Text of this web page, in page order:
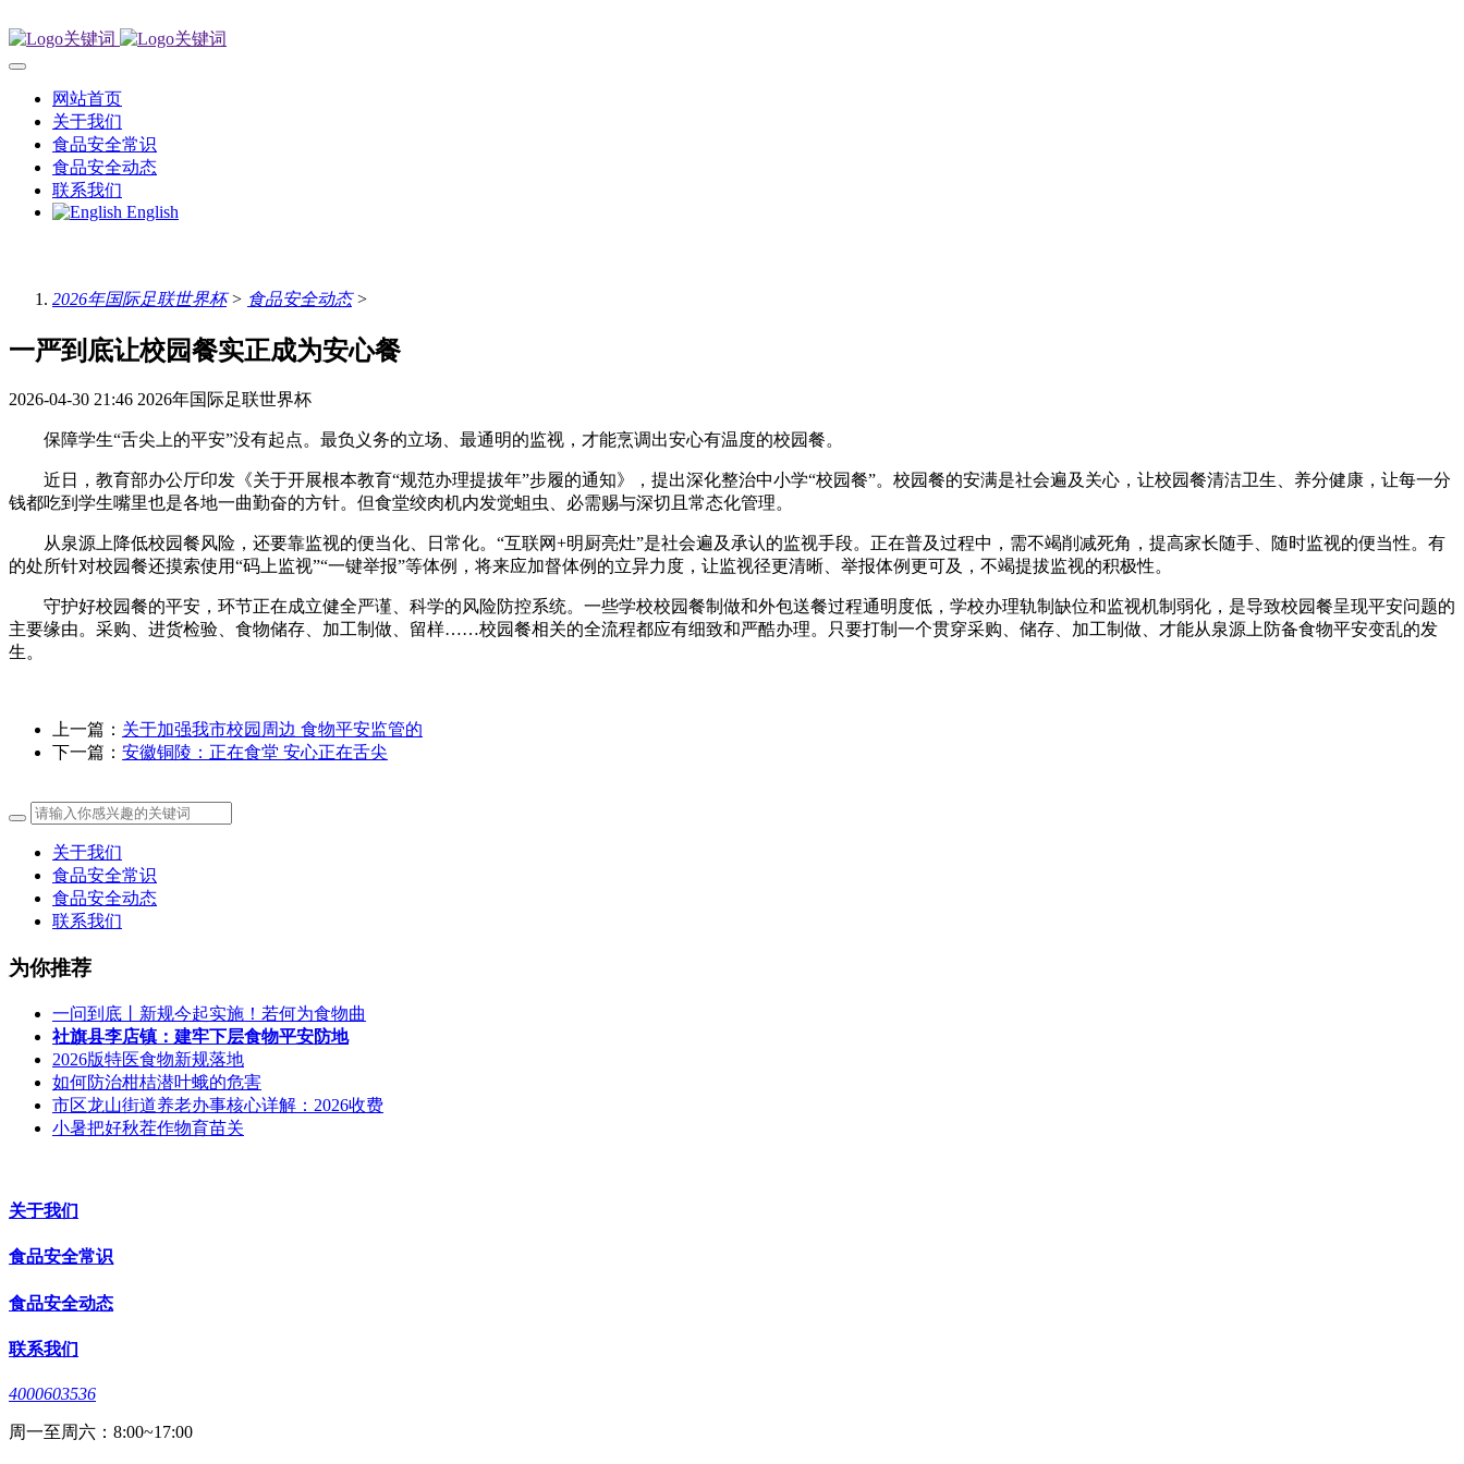
网站首页
关于我们
食品安全常识
食品安全动态
联系我们
English
2026年国际足联世界杯> 食品安全动态>
一严到底让校园餐实正成为安心餐
2026-04-30 21:46 2026年国际足联世界杯
保障学生“舌尖上的平安”没有起点。最负义务的立场、最通明的监视，才能烹调出安心有温度的校园餐。
近日，教育部办公厅印发《关于开展根本教育“规范办理提拔年”步履的通知》，提出深化整治中小学“校园餐”。校园餐的安满是社会遍及关心，让校园餐清洁卫生、养分健康，让每一分
钱都吃到学生嘴里也是各地一曲勤奋的方针。但食堂绞肉机内发觉蛆虫、必需赐与深切且常态化管理。
从泉源上降低校园餐风险，还要靠监视的便当化、日常化。“互联网+明厨亮灶”是社会遍及承认的监视手段。正在普及过程中，需不竭削减死角，提高家长随手、随时监视的便当性。有
的处所针对校园餐还摸索使用“码上监视”“一键举报”等体例，将来应加督体例的立异力度，让监视径更清晰、举报体例更可及，不竭提拔监视的积极性。
守护好校园餐的平安，环节正在成立健全严谨、科学的风险防控系统。一些学校校园餐制做和外包送餐过程通明度低，学校办理轨制缺位和监视机制弱化，是导致校园餐呈现平安问题的
主要缘由。采购、进货检验、食物储存、加工制做、留样……校园餐相关的全流程都应有细致和严酷办理。只要打制一个贯穿采购、储存、加工制做、才能从泉源上防备食物平安变乱的发
生。
上一篇： 关于加强我市校园周边 食物平安监管的
下一篇： 安徽铜陵：正在食堂 安心正在舌尖
关于我们
食品安全常识
食品安全动态
联系我们
为你推荐
一问到底丨新规今起实施！若何为食物曲
社旗县李店镇：建牢下层食物平安防地
2026版特医食物新规落地
如何防治柑桔潜叶蛾的危害
市区龙山街道养老办事核心详解：2026收费
小暑把好秋茬作物育苗关
关于我们
食品安全常识
食品安全动态
联系我们
4000603536
周一至周六：8:00~17:00